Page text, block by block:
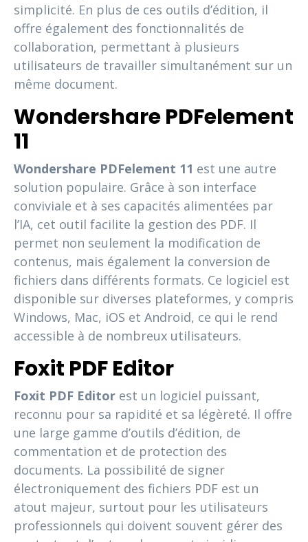
simplicité. En plus de ces outils d’édition, il
offre également des fonctionnalités de
collaboration, permettant à plusieurs
utilisateurs de travailler simultanément sur un
même document.
Wondershare PDFelement
11
Wondershare PDFelement 11 est une autre
solution populaire. Grâce à son interface
conviviale et à ses capacités alimentées par
l’IA, cet outil facilite la gestion des PDF. Il
permet non seulement la modification de
contenus, mais également la conversion de
fichiers dans différents formats. Ce logiciel est
disponible sur diverses plateformes, y compris
Windows, Mac, iOS et Android, ce qui le rend
accessible à de nombreux utilisateurs.
Foxit PDF Editor
Foxit PDF Editor est un logiciel puissant,
reconnu pour sa rapidité et sa légèreté. Il offre
une large gamme d’outils d’édition, de
commentation et de protection des
documents. La possibilité de signer
électroniquement des fichiers PDF est un
atout majeur, surtout pour les utilisateurs
professionnels qui doivent souvent gérer des